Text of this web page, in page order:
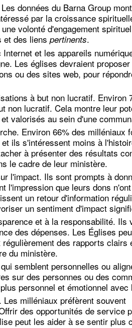
données du Barna Group
par la croissance
volonté d'engagement
et des liens pertinents.
et les appareils
Les églises devraient proposer
ou des sites web, pour
à but non lucratif. Environ
non lucratif. Cela montre leur
valorisés au sein d'une
Environ 66% des milléniaux
ils s'intéressent moins à
à présenter des résultats
le cadre de leur ministère.
l'impact. Ils sont prompts à
l'impression que leurs dons
un retour d'information
un sentiment d'impact
et à la responsabilité. Ils
des dépenses. Les Églises
des rapports clairs
du ministère.
semblent personnelles ou
sur des personnes ou des
personnel et émotionnel avec
milléniaux préfèrent souvent
des opportunités de service
peut les aider à se sentir plus